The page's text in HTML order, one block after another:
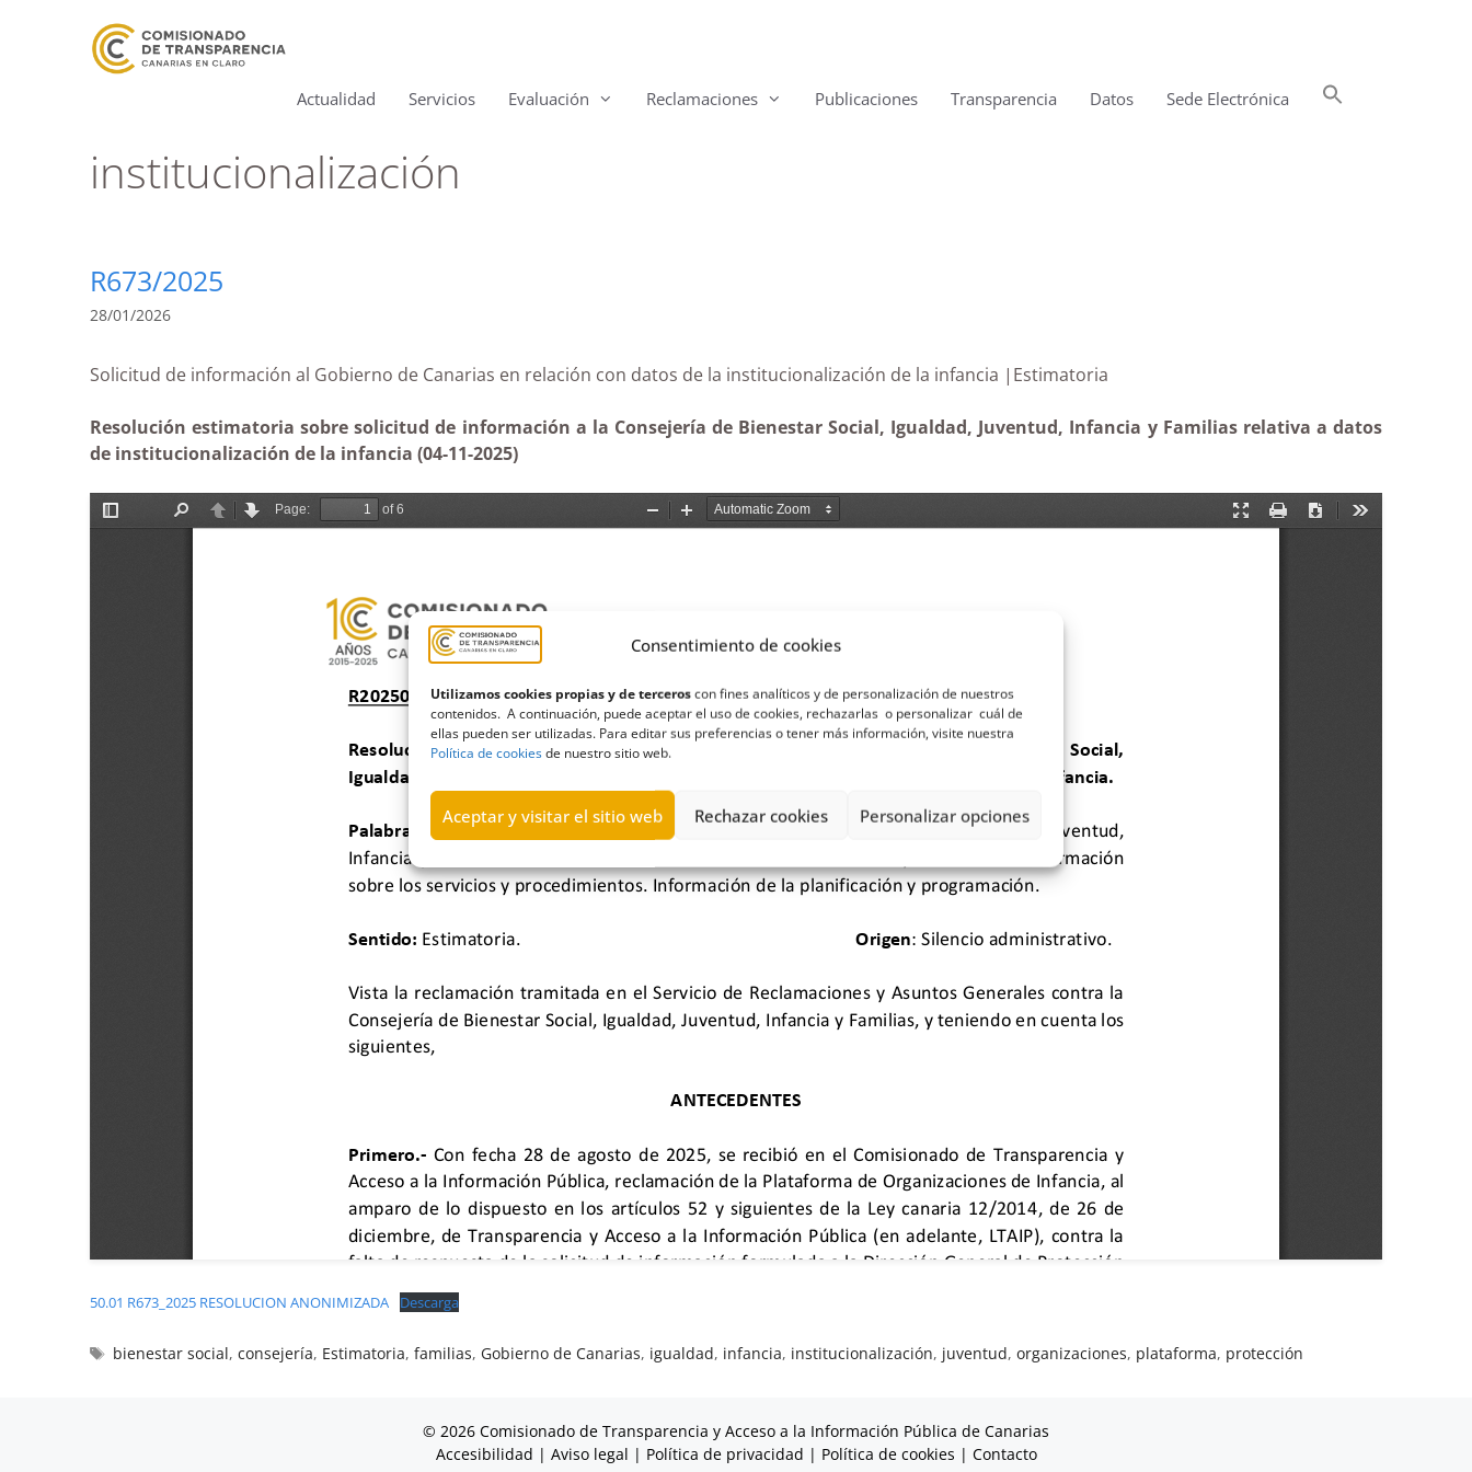
Consentimiento de cookies
Utilizamos cookies propias y de terceroscon fines analíticos y de personalización de nuestros
contenidos. A continuación, puede aceptar el uso de cookies, rechazarlas o personalizar cuál de
ellas pueden ser utilizadas. Para editar sus preferencias o tener más información, visite nuestra
Política de cookiesde nuestro sitio web.
Aceptar y visitar el sitio web Rechazar cookies Personalizar opciones
Actualidad Servicios Evaluación Reclamaciones Publicaciones Transparencia Datos Sede Electrónica
institucionalización
R673/2025
28/01/2026
Solicitud de información al Gobierno de Canarias en relación con datos de la institucionalización de la infancia |Estimatoria
Resolución estimatoria sobre solicitud de información a la Consejería de Bienestar Social, Igualdad, Juventud, Infancia y Familias relativa a datos
de institucionalización de la infancia (04-11-2025)
50.01 R673_2025 RESOLUCION ANONIMIZADA Descarga
bienestar social,consejería, Estimatoria,familias, Gobierno de Canarias, igualdad, infancia, institucionalización, juventud,organizaciones, plataforma, protección
© 2026 Comisionado de Transparencia y Acceso a la Información Pública de Canarias
Accesibilidad | Aviso legal | Política de privacidad | Política de cookies | Contacto